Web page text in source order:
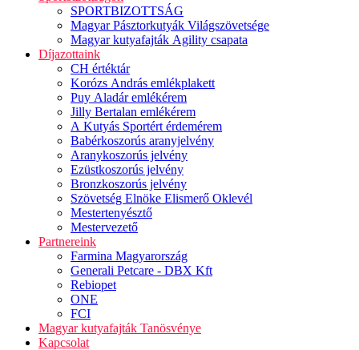
SPORTBIZOTTSÁG
Magyar Pásztorkutyák Világszövetsége
Magyar kutyafajták Agility csapata
Díjazottaink
CH értéktár
Korózs András emlékplakett
Puy Aladár emlékérem
Jilly Bertalan emlékérem
A Kutyás Sportért érdemérem
Babérkoszorús aranyjelvény
Aranykoszorús jelvény
Ezüstkoszorús jelvény
Bronzkoszorús jelvény
Szövetség Elnöke Elismerő Oklevél
Mestertenyésztő
Mestervezető
Partnereink
Farmina Magyarország
Generali Petcare - DBX Kft
Rebiopet
ONE
FCI
Magyar kutyafajták Tanösvénye
Kapcsolat